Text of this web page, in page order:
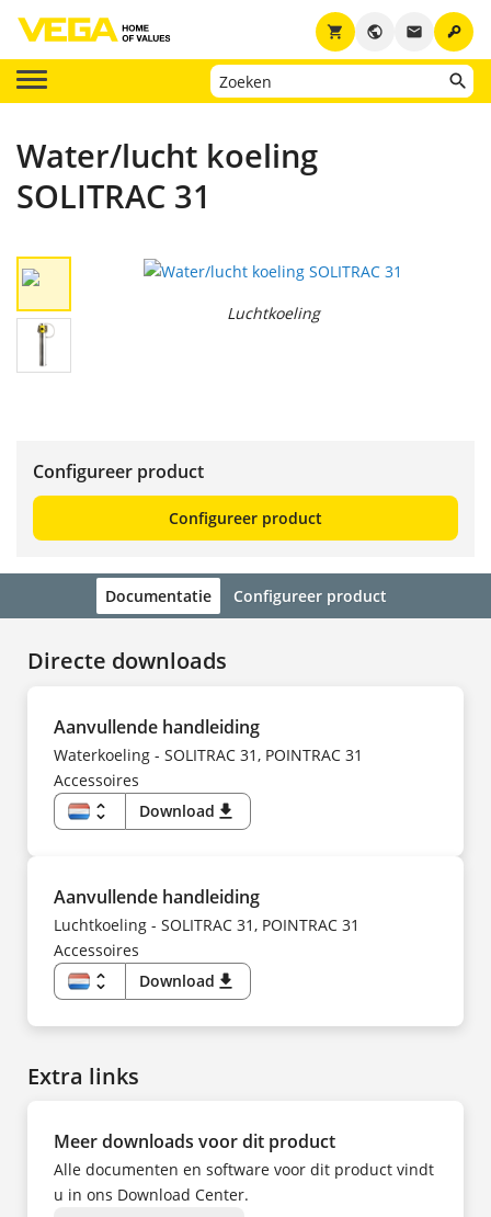
key
email
public
shopping_cart
Water/lucht koeling
SOLITRAC 31
Luchtkoeling
Configureer product
Configureer product
Documentatie Configureer product
Directe downloads
Aanvullende handleiding
Waterkoeling - SOLITRAC 31, POINTRAC 31
Accessoires
unfold_more
NL
FI
FR
HU
IT
KK
KO
NO
PL
PT
ZH
Download download
Aanvullende handleiding
Luchtkoeling - SOLITRAC 31, POINTRAC 31
Accessoires
unfold_more
NL
FR
HU
KO
NO
PL
PT
SV
TR
Download download
Extra links
Meer downloads voor dit product
Alle documenten en software voor dit product vindt
u in ons Download Center.